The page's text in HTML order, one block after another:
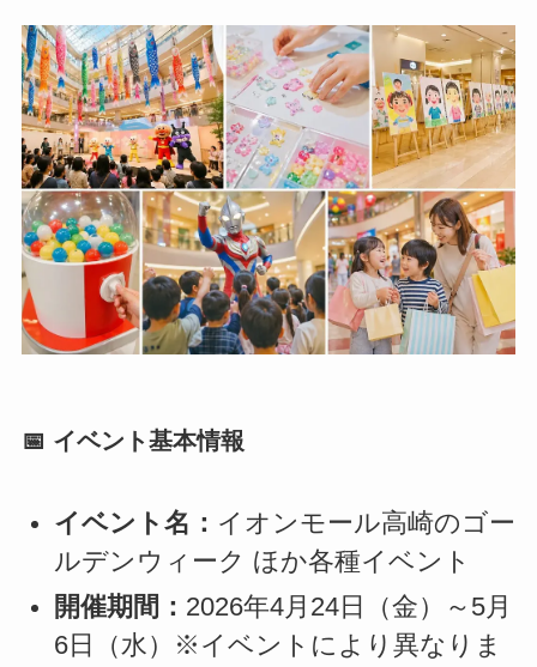
📅 イベント基本情報
イベント名： イオンモール高崎のゴー
ルデンウィーク ほか各種イベント
開催期間： 2026年4月24日（金）～5月
6日（水）※イベントにより異なりま